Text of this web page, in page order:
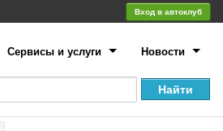
Вход в автоклуб
Сервисы и услуги Новости